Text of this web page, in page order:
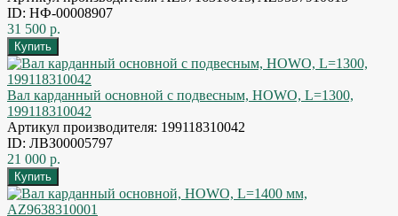
ID: НФ-00008907
31 500 р.
Вал карданный основной с подвесным, HOWO, L=1300,
199118310042
Артикул производителя: 199118310042
ID: ЛВЗ00005797
21 000 р.